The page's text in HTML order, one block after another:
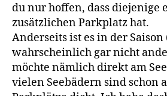
du nur hoffen, dass diejenige
zusätzlichen Parkplatz hat.
Anderseits ist es in der Saison
wahrscheinlich gar nicht
möchte nämlich direkt am
vielen Seebädern sind schon